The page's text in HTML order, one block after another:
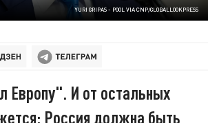
YURI GRIPAS - POOL VIA CNP/GLOBALLOOKPRESS
Европу". И от остальных
Россия должна быть